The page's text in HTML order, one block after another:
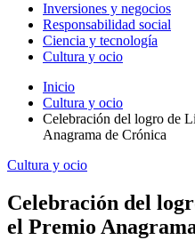
Inversiones y negocios
Responsabilidad social
Ciencia y tecnología
Cultura y ocio
Inicio
Cultura y ocio
Celebración del logro de
Anagrama de Crónica
Cultura y ocio
Celebración del
el Premio